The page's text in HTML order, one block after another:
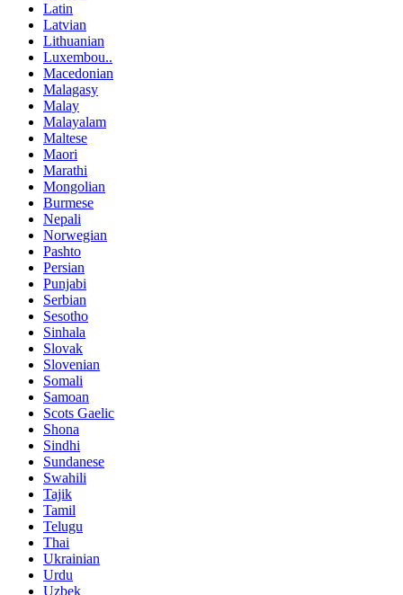
Latin
Latvian
Lithuanian
Luxembou..
Macedonian
Malagasy
Malay
Malayalam
Maltese
Maori
Marathi
Mongolian
Burmese
Nepali
Norwegian
Pashto
Persian
Punjabi
Serbian
Sesotho
Sinhala
Slovak
Slovenian
Somali
Samoan
Scots Gaelic
Shona
Sindhi
Sundanese
Swahili
Tajik
Tamil
Telugu
Thai
Ukrainian
Urdu
Uzbek